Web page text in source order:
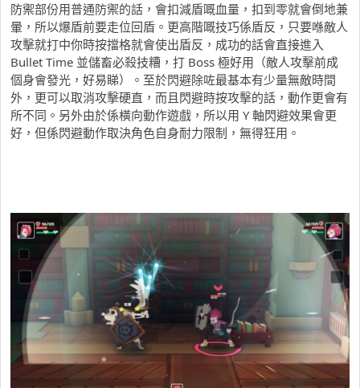
防禦部份用普通防禦的話，會扣減盾嘅血量，扣到零就會倒地兼
暈，所以爆盾前要走位回盾。更高階嘅技巧係盾反，只要喺敵人
攻擊就打中你時按擋格就會使出盾反，成功的話會直接進入
Bullet Time 並儲畜必殺技糟，打 Boss 極好用（敵人攻擊前成
個身會發光，好易睇）。至於閃避除咗最基本有少量無敵時間
外，更可以取消攻擊硬直，而且閃避時按攻擊的話，動作更會有
所不同。另外由於係橫向動作遊戲，所以用 Y 軸閃避效果會更
好，但係閃避動作取決角色自身耐力限制，無得狂用。